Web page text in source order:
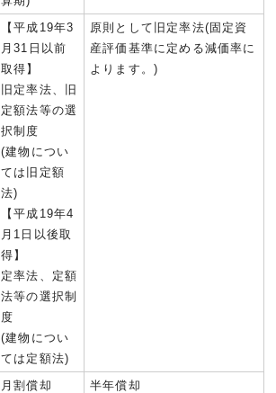
【平成19年3
月31日以前
取得】
旧定率法、旧
定額法等の選
択制度
(建物につい
ては旧定額
法)
【平成19年4
月1日以後取
得】
定率法、定額
法等の選択制
度
(建物につい
ては定額法)
原則として旧定率法(固定資
産評価基準に定める減価率に
よります。)
月割償却 半年償却